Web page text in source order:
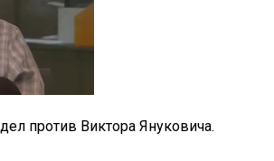
против Виктора Януковича.